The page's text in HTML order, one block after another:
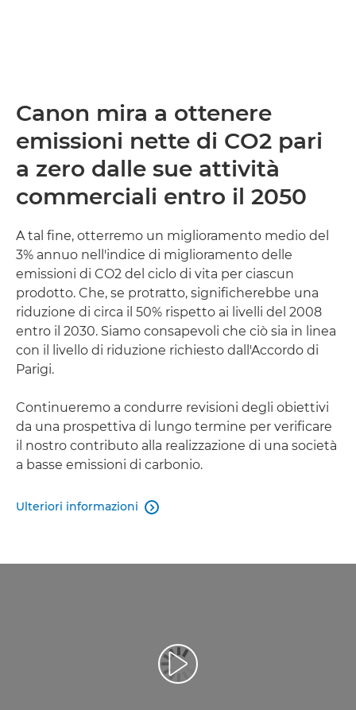
Canon mira a ottenere
emissioni nette di CO2 pari
a zero dalle sue attività
commerciali entro il 2050
A tal fine, otterremo un miglioramento medio del
3% annuo nell'indice di miglioramento delle
emissioni di CO2 del ciclo di vita per ciascun
prodotto. Che, se protratto, significherebbe una
riduzione di circa il 50% rispetto ai livelli del 2008
entro il 2030. Siamo consapevoli che ciò sia in linea
con il livello di riduzione richiesto dall'Accordo di
Parigi.
Continueremo a condurre revisioni degli obiettivi
da una prospettiva di lungo termine per verificare
il nostro contributo alla realizzazione di una società
a basse emissioni di carbonio.
Ulteriori informazioni 